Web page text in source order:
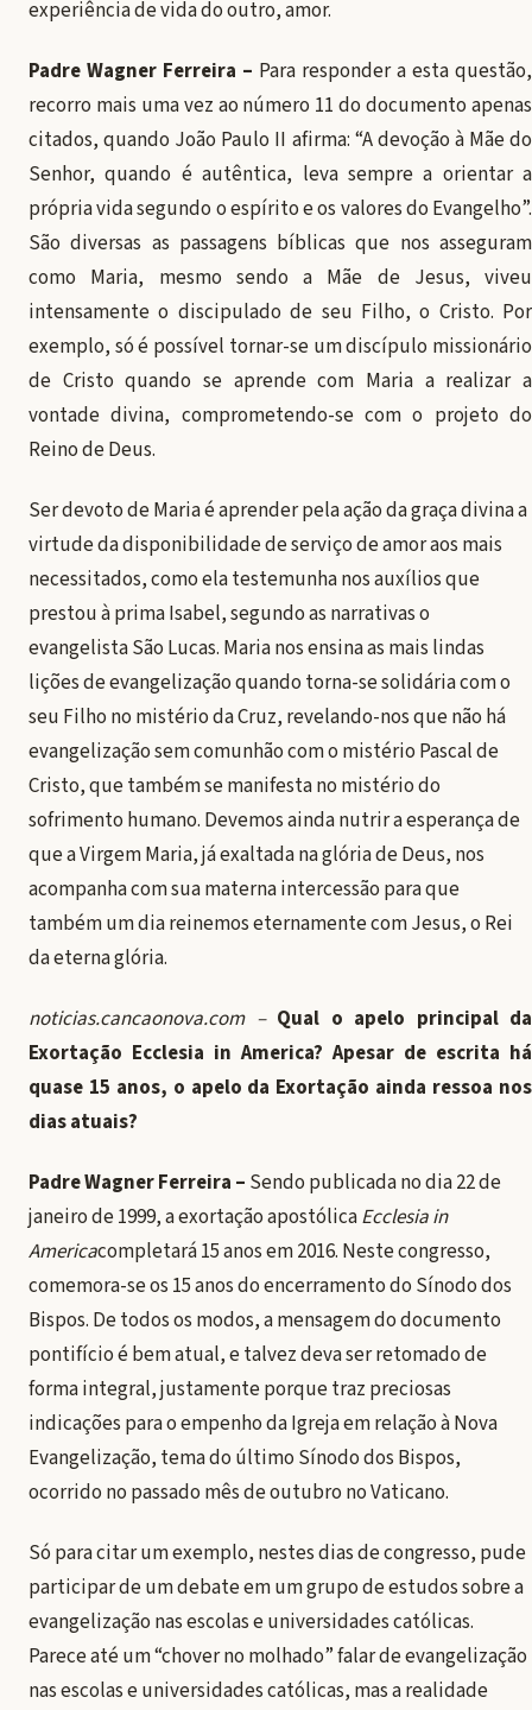
experiência de vida do outro, amor.
Padre Wagner Ferreira – Para responder a esta questão,
recorro mais uma vez ao número 11 do documento apenas
citados, quando João Paulo II afirma: “A devoção à Mãe do
Senhor, quando é autêntica, leva sempre a orientar a
própria vida segundo o espírito e os valores do Evangelho”.
São diversas as passagens bíblicas que nos asseguram
como Maria, mesmo sendo a Mãe de Jesus, viveu
intensamente o discipulado de seu Filho, o Cristo. Por
exemplo, só é possível tornar-se um discípulo missionário
de Cristo quando se aprende com Maria a realizar a
vontade divina, comprometendo-se com o projeto do
Reino de Deus.
Ser devoto de Maria é aprender pela ação da graça divina a
virtude da disponibilidade de serviço de amor aos mais
necessitados, como ela testemunha nos auxílios que
prestou à prima Isabel, segundo as narrativas o
evangelista São Lucas. Maria nos ensina as mais lindas
lições de evangelização quando torna-se solidária com o
seu Filho no mistério da Cruz, revelando-nos que não há
evangelização sem comunhão com o mistério Pascal de
Cristo, que também se manifesta no mistério do
sofrimento humano. Devemos ainda nutrir a esperança de
que a Virgem Maria, já exaltada na glória de Deus, nos
acompanha com sua materna intercessão para que
também um dia reinemos eternamente com Jesus, o Rei
da eterna glória.
noticias.cancaonova.com – Qual o apelo principal da
Exortação Ecclesia in America? Apesar de escrita há
quase 15 anos, o apelo da Exortação ainda ressoa nos
dias atuais?
Padre Wagner Ferreira – Sendo publicada no dia 22 de
janeiro de 1999, a exortação apostólicaEcclesia in
Americacompletará 15 anos em 2016. Neste congresso,
comemora-se os 15 anos do encerramento do Sínodo dos
Bispos. De todos os modos, a mensagem do documento
pontifício é bem atual, e talvez deva ser retomado de
forma integral, justamente porque traz preciosas
indicações para o empenho da Igreja em relação à Nova
Evangelização, tema do último Sínodo dos Bispos,
ocorrido no passado mês de outubro no Vaticano.
Só para citar um exemplo, nestes dias de congresso, pude
participar de um debate em um grupo de estudos sobre a
evangelização nas escolas e universidades católicas.
Parece até um “chover no molhado” falar de evangelização
nas escolas e universidades católicas, mas a realidade